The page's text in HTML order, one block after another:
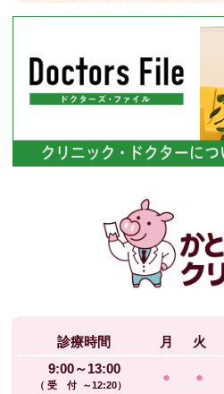
診療時間 月 火
9:00～13:00
（ 受 付 ～12:20）
● ●